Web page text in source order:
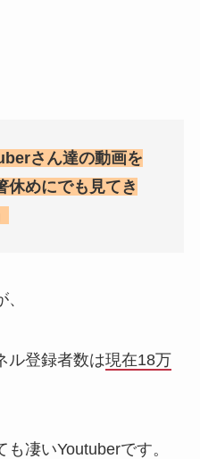
さん達の動画を
休めにでも見てき
ル登録者数は現在18万
凄いYoutuberです。